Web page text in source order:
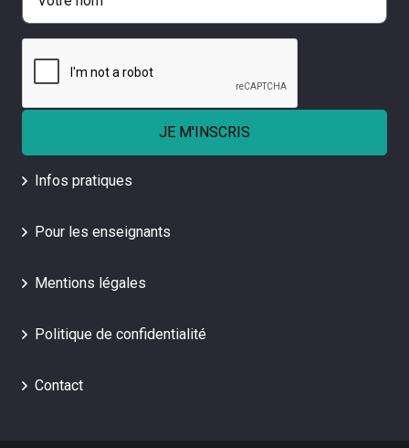
Infos pratiques
Pour les enseignants
Mentions légales
Politique de confidentialité
Contact